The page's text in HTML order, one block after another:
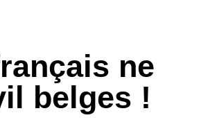
ne
belges !